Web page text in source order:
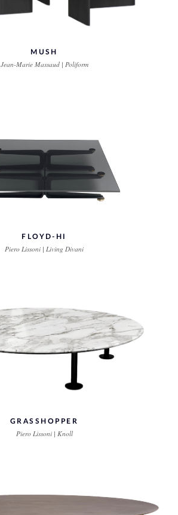
MUSH
Jean-Marie Massaud | Poliform
FLOYD-HI
Piero Lissoni | Living Divani
GRASSHOPPER
Piero Lissoni | Knoll